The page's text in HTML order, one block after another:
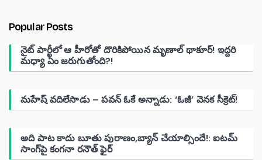
Popular Posts
నైట్ పార్టీలో ఆ హీరోతో దొరికిపోయిన మృణాల్ థాకూర్! ఇద్దరి
మధ్యా ఏం జరుగుతోంది?!
మహేష్ వదిలేసాడు – పవన్ ఓకే అన్నాడు: ‘ఓజీ’ వెనక సీక్రెట్!
అది పాట కాదు బూతు పురాణం,బ్యాన్ చేయాల్సిందే!: ఐటమ్
సాంగ్‌పై కంగనా రనౌత్ ఫైర్